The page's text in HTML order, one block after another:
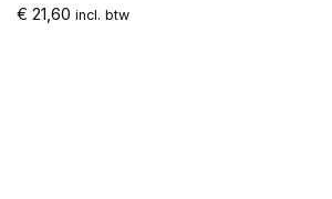
€ 21,60 incl. btw